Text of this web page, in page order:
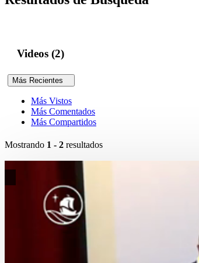
Videos (2)
Más Recientes
Más Vistos
Más Comentados
Más Compartidos
Mostrando 1 - 2 resultados